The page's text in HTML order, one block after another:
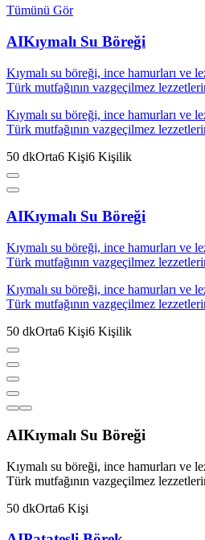
Tümünü Gör
AIKıymalı Su Böreği
Kıymalı su böreği, ince hamurları ve
Türk mutfağının vazgeçilmez
Kıymalı su böreği, ince hamurları ve
Türk mutfağının vazgeçilmez
50 dkOrta6 Kişi6 Kişilik
AIKıymalı Su Böreği
Kıymalı su böreği, ince hamurları ve
Türk mutfağının vazgeçilmez
Kıymalı su böreği, ince hamurları ve
Türk mutfağının vazgeçilmez
50 dkOrta6 Kişi6 Kişilik
AIKıymalı Su Böreği
Kıymalı su böreği, ince hamurları ve
Türk mutfağının vazgeçilmez
50 dkOrta6 Kişi